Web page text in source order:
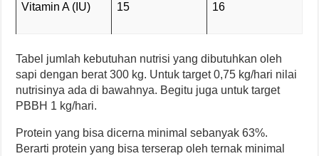
Vitamin A (IU) 15 16
Tabel jumlah kebutuhan nutrisi yang dibutuhkan oleh
sapi dengan berat 300 kg. Untuk target 0,75 kg/hari nilai
nutrisinya ada di bawahnya. Begitu juga untuk target
PBBH 1 kg/hari.
Protein yang bisa dicerna minimal sebanyak 63%.
Berarti protein yang bisa terserap oleh ternak minimal